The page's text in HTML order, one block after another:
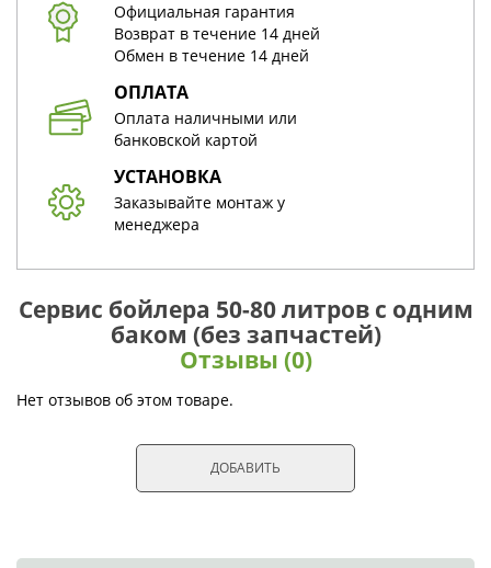
Официальная гарантия
Возврат в течение 14 дней
Обмен в течение 14 дней
ОПЛАТА
Оплата наличными или
банковской картой
УСТАНОВКА
Заказывайте монтаж у
менеджера
Сервис бойлера 50-80 литров с одним
баком (без запчастей)
Отзывы (0)
Нет отзывов об этом товаре.
ДОБАВИТЬ